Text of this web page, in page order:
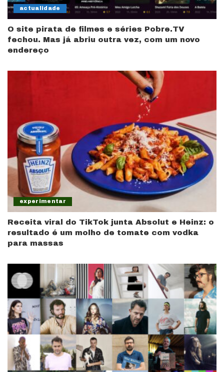
actualidade
O site pirata de filmes e séries Pobre.TV
fechou. Mas já abriu outra vez, com um novo
endereço
experimentar
Receita viral do TikTok junta Absolut e Heinz: o
resultado é um molho de tomate com vodka
para massas